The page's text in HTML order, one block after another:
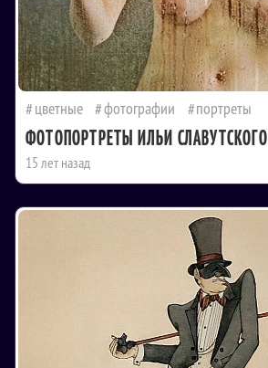
цветные фотографии портреты
ФОТОПОРТРЕТЫ ИЛЬИ СЛАВУТСКОГО
15 лет назад